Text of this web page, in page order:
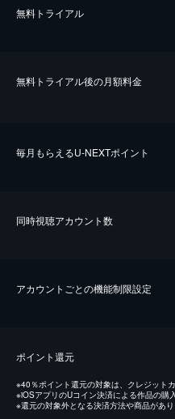
無料トライアル
無料トライアル後の⽉額料金
毎⽉もらえるU-NEXTポイント
同時視聴アカウント数
アカウントごとの機能制限設定
ポイント還元
※40％ポイント還元の対象は、クレジット
※iOSアプリのUコイン決済による作品の購
※還元の対象外となる決済方法や商品があ